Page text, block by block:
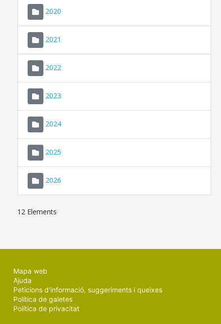
2020
2021
2022
2023
2024
2025
2026
12 Elements
Mapa web
Ajuda
Peticions d'informació, suggeriments i queixes
Política de galetes
Política de privacitat